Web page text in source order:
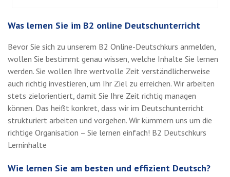
Was lernen Sie im B2 online Deutschunterricht
Bevor Sie sich zu unserem B2 Online-Deutschkurs anmelden,
wollen Sie bestimmt genau wissen, welche Inhalte Sie lernen
werden. Sie wollen Ihre wertvolle Zeit verständlicherweise
auch richtig investieren, um Ihr Ziel zu erreichen. Wir arbeiten
stets zielorientiert, damit Sie Ihre Zeit richtig managen
können. Das heißt konkret, dass wir im Deutschunterricht
strukturiert arbeiten und vorgehen. Wir kümmern uns um die
richtige Organisation – Sie lernen einfach! B2 Deutschkurs
Lerninhalte
Wie lernen Sie am besten und effizient Deutsch?